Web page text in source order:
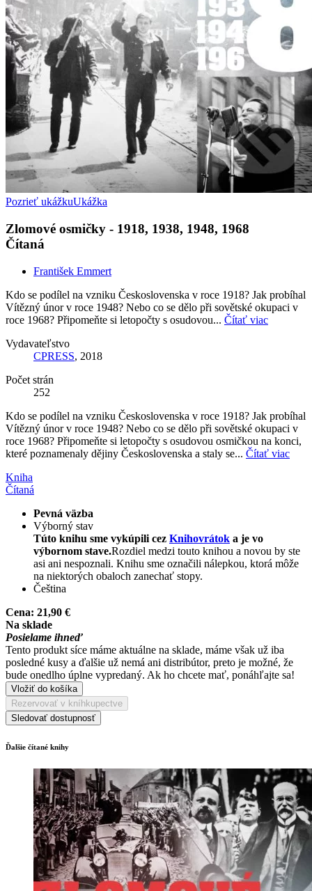
Pozrieť ukážkuUkážka
Zlomové osmičky - 1918, 1938, 1948, 1968
Čítaná
František Emmert
Kdo se podílel na vzniku Československa v roce 1918? Jak probíhal
Vítězný únor v roce 1948? Nebo co se dělo při sovětské okupaci v
roce 1968? Připomeňte si letopočty s osudovou... Čítať viac
Vydavateľstvo
CPRESS, 2018
Počet strán
252
Kdo se podílel na vzniku Československa v roce 1918? Jak probíhal
Vítězný únor v roce 1948? Nebo co se dělo při sovětské okupaci v
roce 1968? Připomeňte si letopočty s osudovou osmičkou na konci,
které poznamenaly dějiny Československa a staly se... Čítať viac
Kniha
Čítaná
Pevná väzba
Výborný stav
Túto knihu sme vykúpili cez Knihovrátok a je vo
výbornom stave.Rozdiel medzi touto knihou a novou by ste
asi ani nespoznali. Knihu sme označili nálepkou, ktorá môže
na niektorých obaloch zanechať stopy.
Čeština
Cena: 21,90 €
Na sklade
Posielame ihneď
Tento produkt síce máme aktuálne na sklade, máme však už iba
posledné kusy a ďalšie už nemá ani distribútor, preto je možné, že
bude onedlho úplne vypredaný. Ak ho chcete mať, ponáhľajte sa!
Vložiť do košíka
Rezervovať v kníhkupectve
Sledovať dostupnosť
Ďalšie čítané knihy